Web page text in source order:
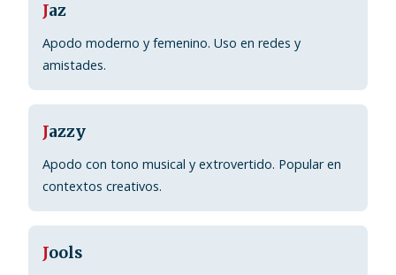
Jaz
Apodo moderno y femenino. Uso en redes y
amistades.
Jazzy
Apodo con tono musical y extrovertido. Popular en
contextos creativos.
Jools